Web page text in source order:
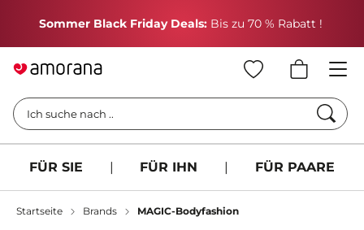
Sommer Black Friday Deals: Bis zu 70 % Rabatt !
Ich suche nach ..
FÜR SIE | FÜR IHN | FÜR PAARE
Startseite Brands MAGIC-Bodyfashion